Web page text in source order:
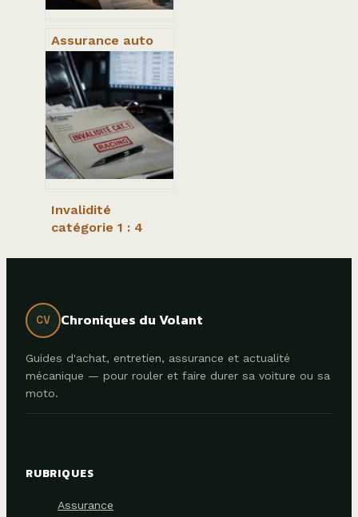
Assurance auto
suisse en 5
lettres : la
solution CASCO
décryptée
Invalidité
catégorie 1 : 4
majeurs et limites
CV Chroniques du Volant
Guides d'achat, entretien, assurance et actualité
mécanique — pour rouler et faire durer sa voiture ou sa
moto.
RUBRIQUES
Assurance